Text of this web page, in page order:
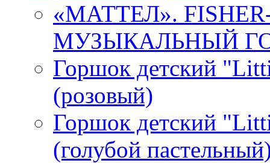
«МАТТЕЛ».
МУЗЫКАЛЬНЫЙ
Горшок детский
(розовый)
Горшок детский
(голубой